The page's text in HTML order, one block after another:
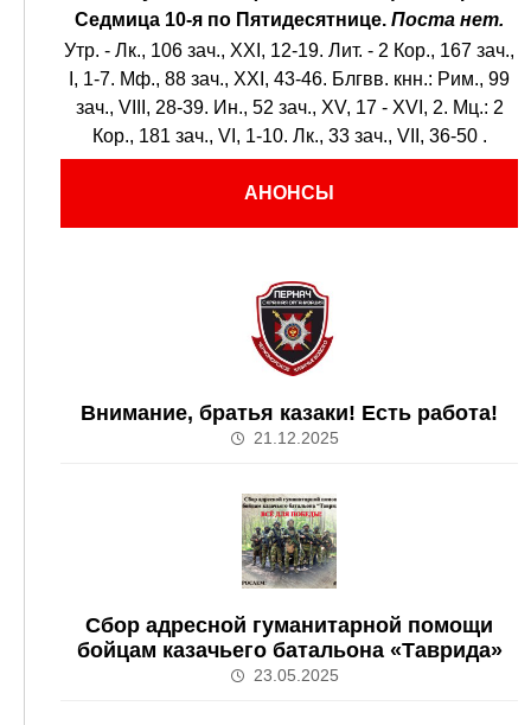
Седмица 10-я по Пятидесятнице. Поста нет.
Утр. - Лк., 106 зач., XXI, 12-19. Лит. - 2 Кор., 167 зач.,
I, 1-7. Мф., 88 зач., XXI, 43-46. Блгвв. кнн.: Рим., 99
зач., VIII, 28-39. Ин., 52 зач., XV, 17 - XVI, 2. Мц.: 2
Кор., 181 зач., VI, 1-10. Лк., 33 зач., VII, 36-50 .
АНОНСЫ
Внимание, братья казаки! Есть работа!
21.12.2025
Сбор адресной гуманитарной помощи
бойцам казачьего батальона «Таврида»
23.05.2025